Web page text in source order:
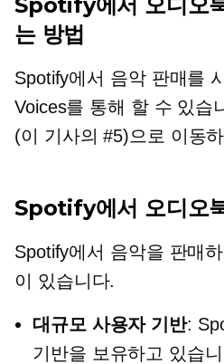
는 방법
Spotify에서 음악 판매를
Voices를 통해 할 수 있습
(이 기사의 #5)으로 이동
Spotify에서 오디오
Spotify에서 음악을 판매
이 있습니다.
대규모 사용자 기반:
기반을 보유하고 있습